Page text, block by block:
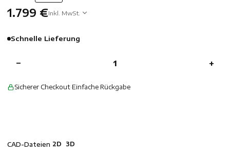
1.799 €Inkl. MwSt.
Schnelle Lieferung
− +
Sicherer Checkout·Einfache Rückgabe
CAD-Dateien 2D 3D